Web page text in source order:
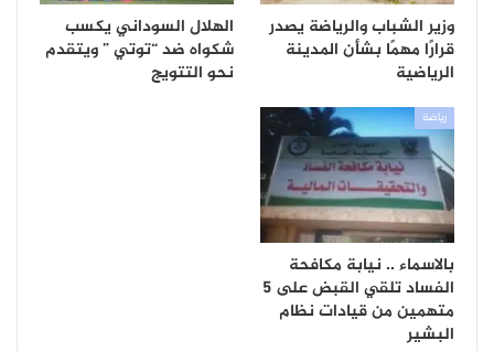
وزير الشباب والرياضة يصدر
قرارًا مهمًا بشأن المدينة
الرياضية
الهلال السوداني يكسب
شكواه ضد “توتي ” ويتقدم
نحو التتويج
رياضة
بالاسماء .. نيابة مكافحة
الفساد تلقي القبض على 5
متهمين من قيادات نظام
البشير